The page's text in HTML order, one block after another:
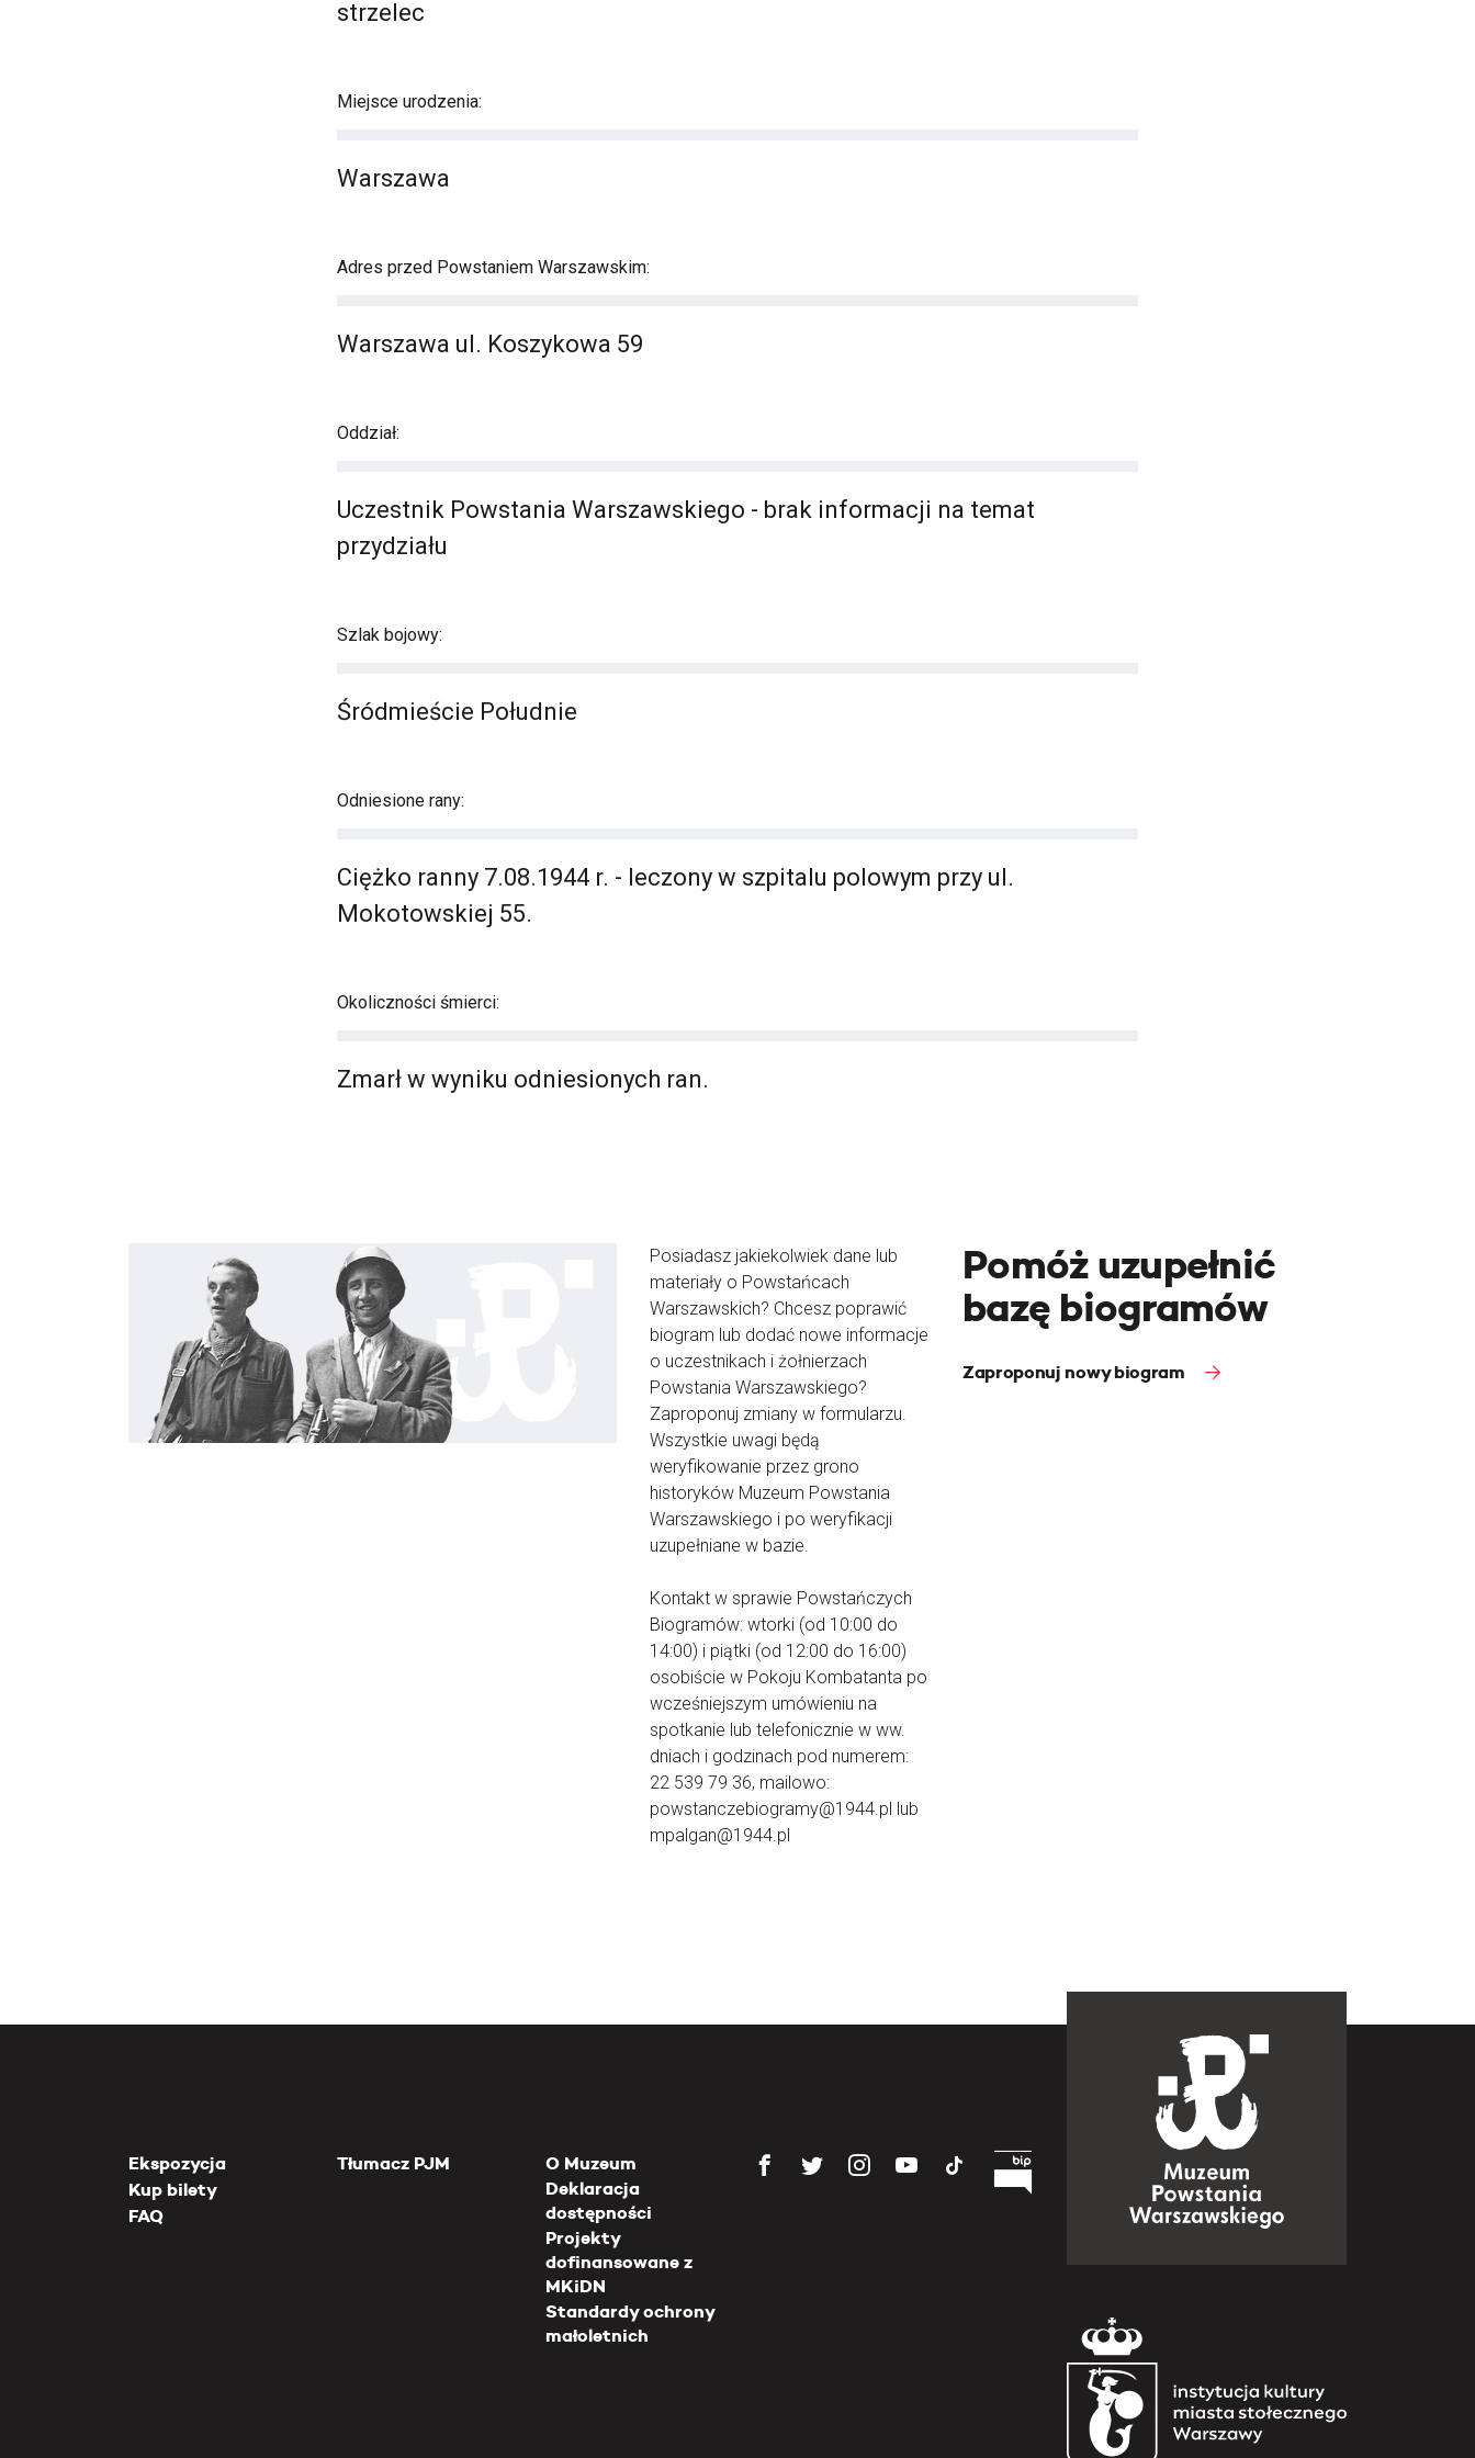
strzelec
Miejsce urodzenia:
Warszawa
Adres przed Powstaniem Warszawskim:
Warszawa ul. Koszykowa 59
Oddział:
Uczestnik Powstania Warszawskiego - brak informacji na temat
przydziału
Szlak bojowy:
Śródmieście Południe
Odniesione rany:
Ciężko ranny 7.08.1944 r. - leczony w szpitalu polowym przy ul.
Mokotowskiej 55.
Okoliczności śmierci:
Zmarł w wyniku odniesionych ran.
Posiadasz jakiekolwiek dane lub
materiały o Powstańcach
Warszawskich? Chcesz poprawić
biogram lub dodać nowe informacje
o uczestnikach i żołnierzach
Powstania Warszawskiego?
Zaproponuj zmiany w formularzu.
Wszystkie uwagi będą
weryfikowanie przez grono
historyków Muzeum Powstania
Warszawskiego i po weryfikacji
uzupełniane w bazie.
Kontakt w sprawie Powstańczych
Biogramów: wtorki (od 10:00 do
14:00) i piątki (od 12:00 do 16:00)
osobiście w Pokoju Kombatanta po
wcześniejszym umówieniu na
spotkanie lub telefonicznie w ww.
dniach i godzinach pod numerem:
22 539 79 36, mailowo:
powstanczebiogramy@1944.pl lub
mpalgan@1944.pl
Pomóż uzupełnić
bazę biogramów
Zaproponuj nowy biogram
Ekspozycja
Kup bilety
FAQ
Tłumacz PJM
O Muzeum
Deklaracja
dostępności
Projekty
dofinansowane z
MKiDN
Standardy ochrony
małoletnich